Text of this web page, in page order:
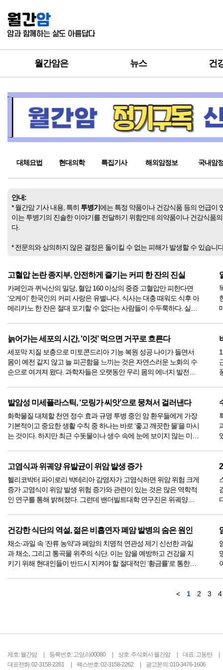
월간암은 뉴스 건
대체요법 현대의학 특집기사 해외암정보 국내암
안내:
* 월간암 기사 내용, 특히 투병기 에는 특정 약품이나 건강식품 등의 언급이
이는 투병기의 진솔한 이야기를 전달하기 위함인데 의약품이나 건강식품
다.
* 전문의와 상의하지 않은 결정은 돌이킬 수 없는 피해가 발생할 수 있습
고혈압 논란 종지부, 안전하게 즐기는 커피 한 잔의 진실
카페인과 퀴닉산의 밀당, 혈압 160 이상의 중증 고혈압만 피한다면
‘오케이’ 한국인의 커피 사랑은 유별나다. 식사는 대충 때워도 식후 아
메리카노 한 잔은 절대 포기할 수 없다는 사람들이 수두룩하다. 실제
늙어가는 세포의 시간, '이것' 먹으면 거꾸로 흐른다
세포막 지질 보충으로 미토콘드리아 기능 복원 성공 나이가 들면서
몸이 예전 같지 않고 늘 피곤함을 느끼는 것은 자연스러운 노화의 수
순으로 여겨져 왔다. 과학자들은 오랫동안 우리 몸의 에너지 발전소
놓지 못했다....
발암성 미세플라스틱, ‘모링가 씨앗’으로 뭉쳐서 걸러낸다
화학물질 대체할 천연 정수 효과 규명 투병 중인 암 환우들에게 가장
기본적이고 중요한 생활 수칙 중 하나는 바로 ‘좋고 깨끗한 물’을 마시
는 것이다. 하지만 최근 수돗물이나 생수 속에 눈에 보이지 않는 미세
일...
고염식과 위궤양 유발균이 위암 발생 증가
헬리코박터 파이로리 박테리아 감염자가 고염식하면 위암 위험 크게
증가 고염식이 위암 발생 위험 증가와 관련이 있는 것은 많은 역학적
인 연구를 통해 밝혀졌다. 그런데 밴더빌트대학 연구진은 위궤양을
동물을 헬...
건강한 식단의 역설, 젊은 비흡연자 폐암 발병의 숨은 원인
채소·과일 속 ‘잔류 농약’과 폐암의 치명적 연관성 제기 신선한 과일
과 채소, 그리고 통곡물 위주의 식단. 이는 암을 예방하고 건강을 지
키기 위해 현대인들이 반드시 지켜야 할 절대적인 ‘황금률’로 통한다.
< 1 2 3 4
제호: 월간암 등록번호: 고양,라00080 상호: 주식회사 월간암
대표: 고동탄
대표전화: 02-3158-2261
팩스번호: 02-3158-2262 광고문의: 010-3476-1606